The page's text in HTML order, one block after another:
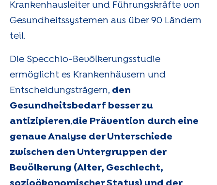
Krankenhausleiter und Führungskräfte von
Gesundheitssystemen aus über 90 Ländern
teil.
Die Specchio-Bevölkerungsstudie
ermöglicht es Krankenhäusern und
Entscheidungsträgern, den
Gesundheitsbedarf besser zu
antizipieren,die Prävention durch eine
genaue Analyse der Unterschiede
zwischen den Untergruppen der
Bevölkerung (Alter, Geschlecht,
sozioökonomischer Status) und der